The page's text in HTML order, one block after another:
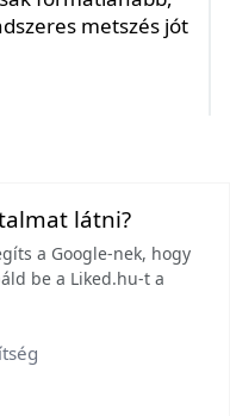
metszés jót
látni?
a Google-nek, hogy
be a Liked.hu-t a